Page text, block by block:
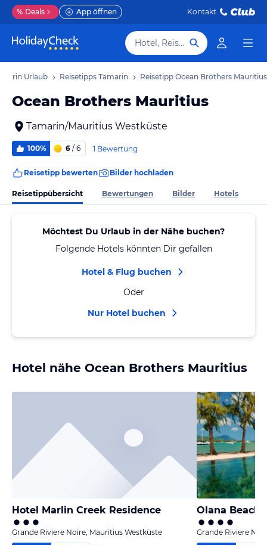
% Deals App öffnen Kontakt
Hotel, Reiseziel
Urlaub Reisetipps Tamarin Reisetipp Ocean Brothers Mauritius
Ocean Brothers Mauritius
Tamarin/Mauritius Westküste
100% 6 / 6 1 Bewertung
Reisetipp bewerten Bilder hochladen
Reisetippübersicht Bewertungen Bilder Hotels
Möchtest Du Urlaub in der Nähe buchen?
Folgende Hotels könnten Dir gefallen
Hotel & Flug buchen
Oder
Nur Hotel buchen
Hotel nähe Ocean Brothers Mauritius
Hotel Marlin Creek Residence
Grande Riviere Noire, Mauritius Westküste
Olana
Grande Riviere